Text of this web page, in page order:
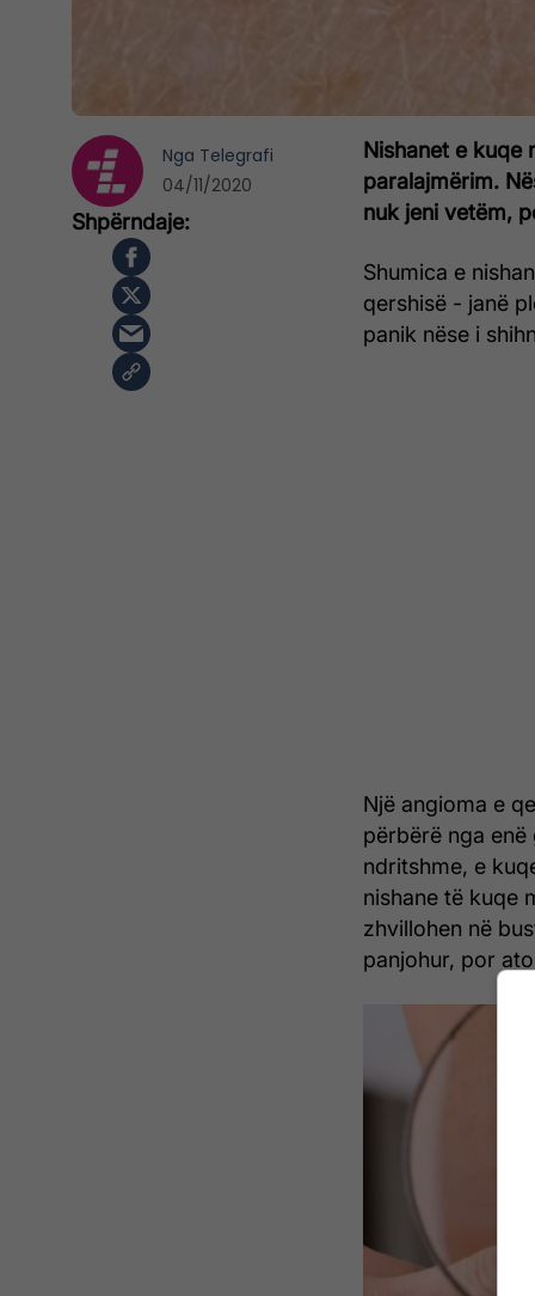
Nishanet e kuqe
paralajmërim.
nuk jeni vetëm,
Shumica e
qershisë - janë
panik nëse i
Një angioma e
përbërë nga
ndritshme, e
nishane të kuqe
zhvillohen në
panjohur, por
Nga Telegrafi
04/11/2020